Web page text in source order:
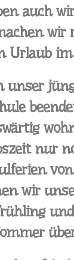
auch
wir
Urlaub im
unser
nur
wir